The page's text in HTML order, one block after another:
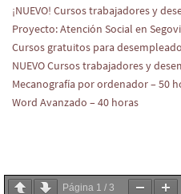
¡NUEVO! Cursos trabajadores y
Proyecto: Atención Social en
Cursos gratuitos para
NUEVO Cursos trabajadores y
Mecanografía por ordenador – 50
Word Avanzado – 40 horas
Página 1 / 3